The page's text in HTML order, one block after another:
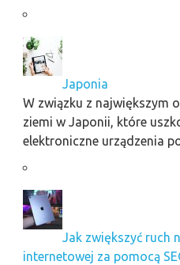
Japonia
W związku z największym
ziemi w Japonii, które
elektroniczne urządzenia
Jak zwiększyć ruch
internetowej za pomocą